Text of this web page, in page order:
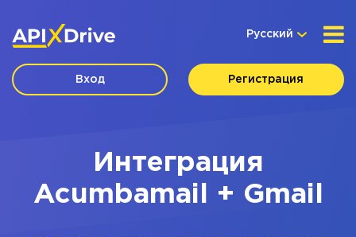
Русский
Вход Регистрация
Интеграция
Acumbamail + Gmail